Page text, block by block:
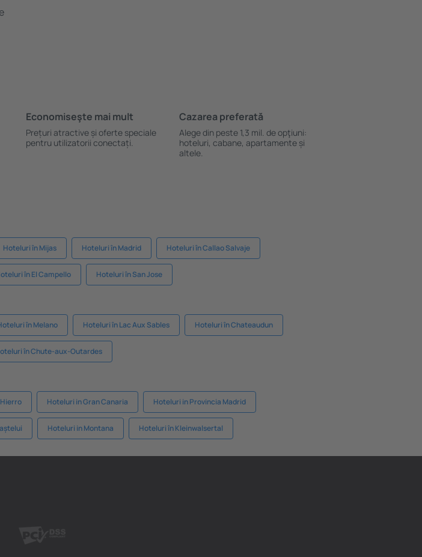
Economiseşte mai mult
Prețuri atractive și oferte speciale
pentru utilizatorii conectați.
Cazarea preferată
Alege din peste 1,3 mil. de opţiuni:
hoteluri, cabane, apartamente și
altele.
Hoteluri în Mijas Hoteluri în Madrid Hoteluri în Callao Salvaje
în El Campello Hoteluri în San Jose
în Melano Hoteluri în Lac Aux Sables Hoteluri în Chateaudun
în Chute-aux-Outardes
Hoteluri in Gran Canaria Hoteluri in Provincia Madrid
Hoteluri in Montana Hoteluri în Kleinwalsertal